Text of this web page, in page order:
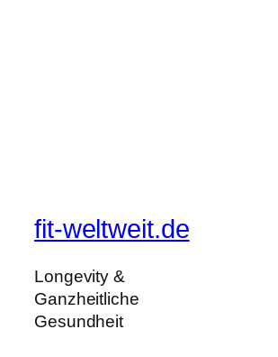
fit-weltweit.de
Longevity &
Ganzheitliche
Gesundheit